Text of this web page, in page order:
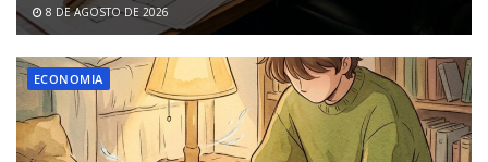
8 DE AGOSTO DE 2026
ECONOMIA